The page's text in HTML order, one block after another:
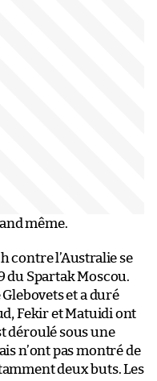
même.
contre l’Australie se
du Spartak Moscou.
Glebovets et a duré
Fekir et Matuidi ont
déroulé sous une
n’ont pas montré de
deux buts. Les